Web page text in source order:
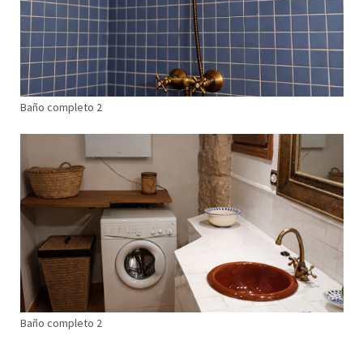
Baño completo 2
Baño completo 2